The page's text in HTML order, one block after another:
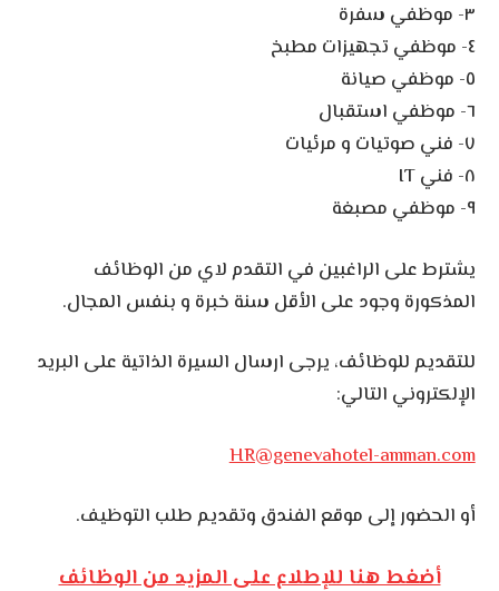
٣- موظفي سفرة
٤- موظفي تجهيزات مطبخ
٥- موظفي صيانة
٦- موظفي استقبال
٧- فني صوتيات و مرئيات
٨- فني IT
٩- موظفي مصبغة
يشترط على الراغبين في التقدم لاي من الوظائف
المذكورة وجود على الأقل سنة خبرة و بنفس المجال.
للتقديم للوظائف، يرجى ارسال السيرة الذاتية على البريد
الإلكتروني التالي:
HR@genevahotel-amman.com
أو الحضور إلى موقع الفندق وتقديم طلب التوظيف.
أضغط هنا للإطلاع على المزيد من الوظائف